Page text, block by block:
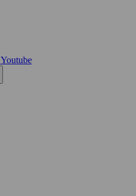
Youtube